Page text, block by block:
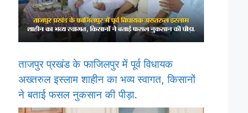
ताजपुर प्रखंड के फाजिलपुर में पूर्व विधायक
अख्तरुल इस्लाम शाहीन का भव्य स्वागत, किसानों
ने बताई फसल नुकसान की पीड़ा.